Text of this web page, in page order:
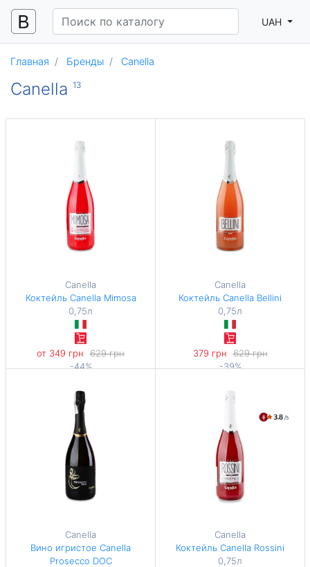
UAH
Главная Бренды Canella
Canella 13
Canella
Коктейль Canella Mimosa
0,75л
от 349 грн
629 грн
-44%
Canella
Коктейль Canella Bellini
0,75л
379 грн 629 грн
-39%
Canella
Вино игристое Canella
Prosecco DOC
Canella
Коктейль Canella Rossini
0,75л